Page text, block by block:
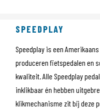
SPEEDPLAY
Speedplay is een
produceren fietspedalen en
kwaliteit. Alle Speedplay
inklikbaar én hebben
klikmechanisme zit bij deze